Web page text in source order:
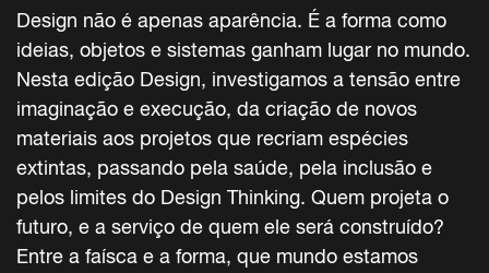
Design não é apenas aparência. É a forma como
ideias, objetos e sistemas ganham lugar no mundo.
Nesta edição Design, investigamos a tensão entre
imaginação e execução, da criação de novos
materiais aos projetos que recriam espécies
extintas, passando pela saúde, pela inclusão e
pelos limites do Design Thinking. Quem projeta o
futuro, e a serviço de quem ele será construído?
Entre a faísca e a forma, que mundo estamos